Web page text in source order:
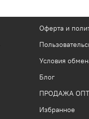
Оферта и
Условия
Блог
ПРОДАЖА
Избранное